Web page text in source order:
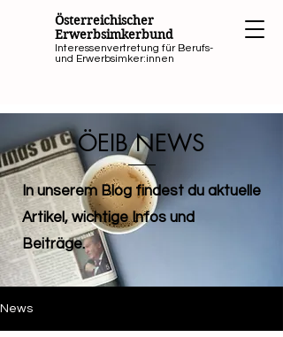
Österreichischer
Erwerbsimkerbund
Interessenvertretung für Berufs-
und Erwerbsimker:innen
ÖEIB NEWS
In unserem Blog findest du aktuelle
Artikel, wichtige Infos und
Beiträge.
News